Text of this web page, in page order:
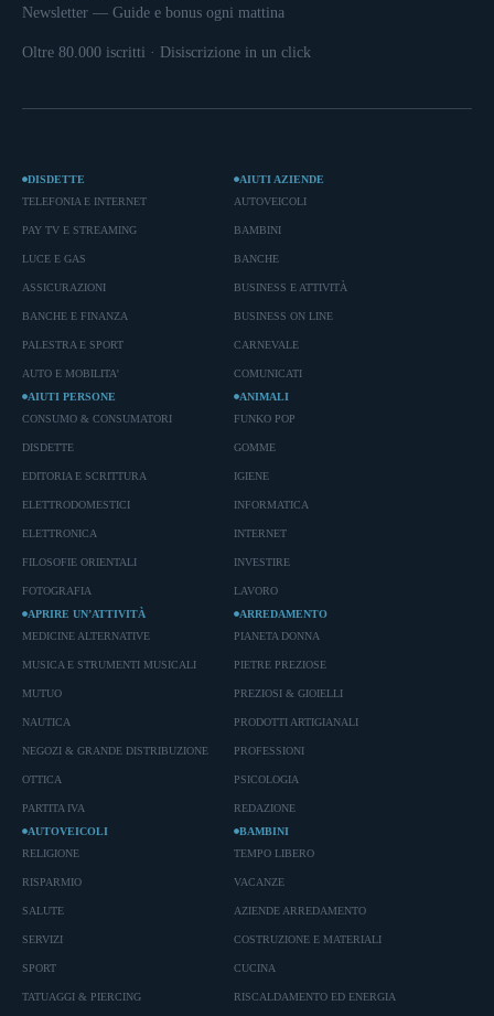
Newsletter — Guide e bonus ogni mattina
Oltre 80.000 iscritti · Disiscrizione in un click
DISDETTE
TELEFONIA E INTERNET
PAY TV E STREAMING
LUCE E GAS
ASSICURAZIONI
BANCHE E FINANZA
PALESTRA E SPORT
AUTO E MOBILITA'
AIUTI AZIENDE
AUTOVEICOLI
BAMBINI
BANCHE
BUSINESS E ATTIVITÀ
BUSINESS ON LINE
CARNEVALE
COMUNICATI
AIUTI PERSONE
CONSUMO & CONSUMATORI
DISDETTE
EDITORIA E SCRITTURA
ELETTRODOMESTICI
ELETTRONICA
FILOSOFIE ORIENTALI
FOTOGRAFIA
ANIMALI
FUNKO POP
GOMME
IGIENE
INFORMATICA
INTERNET
INVESTIRE
LAVORO
APRIRE UN’ATTIVITÀ
MEDICINE ALTERNATIVE
MUSICA E STRUMENTI MUSICALI
MUTUO
NAUTICA
NEGOZI & GRANDE DISTRIBUZIONE
OTTICA
PARTITA IVA
ARREDAMENTO
PIANETA DONNA
PIETRE PREZIOSE
PREZIOSI & GIOIELLI
PRODOTTI ARTIGIANALI
PROFESSIONI
PSICOLOGIA
REDAZIONE
AUTOVEICOLI
RELIGIONE
RISPARMIO
SALUTE
SERVIZI
SPORT
TATUAGGI & PIERCING
BAMBINI
TEMPO LIBERO
VACANZE
AZIENDE ARREDAMENTO
COSTRUZIONE E MATERIALI
CUCINA
RISCALDAMENTO ED ENERGIA